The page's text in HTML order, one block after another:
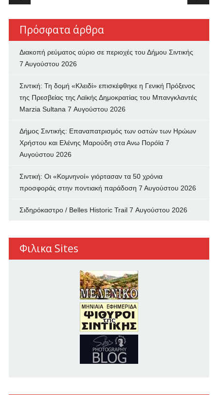
Πρόσφατα άρθρα
Διακοπή ρεύματος αύριο σε περιοχές του Δήμου Σιντικής
7 Αυγούστου 2026
Σιντική: Τη δομή «Κλειδί» επισκέφθηκε η Γενική Πρόξενος
της Πρεσβείας της Λαϊκής Δημοκρατίας του Μπανγκλαντές
Marzia Sultana 7 Αυγούστου 2026
Δήμος Σιντικής: Επαναπατρισμός των oστών των Ηρώων
Χρήστου και Ελένης Μαρούδη στα Ανω Πορόϊα 7
Αυγούστου 2026
Σιντική: Οι «Κομνηνοί» γιόρτασαν τα 50 χρόνια
προσφοράς στην ποντιακή παράδοση 7 Αυγούστου 2026
Σιδηρόκαστρο / Belles Historic Trail 7 Αυγούστου 2026
Φιλικα Sites